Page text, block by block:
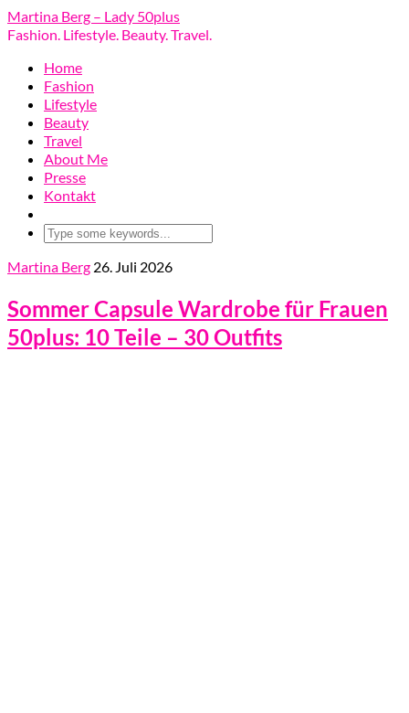
Martina Berg – Lady 50plus
Fashion. Lifestyle. Beauty. Travel.
Home
Fashion
Lifestyle
Beauty
Travel
About Me
Presse
Kontakt
Martina Berg 26. Juli 2026
Sommer Capsule Wardrobe für Frauen
50plus: 10 Teile – 30 Outfits